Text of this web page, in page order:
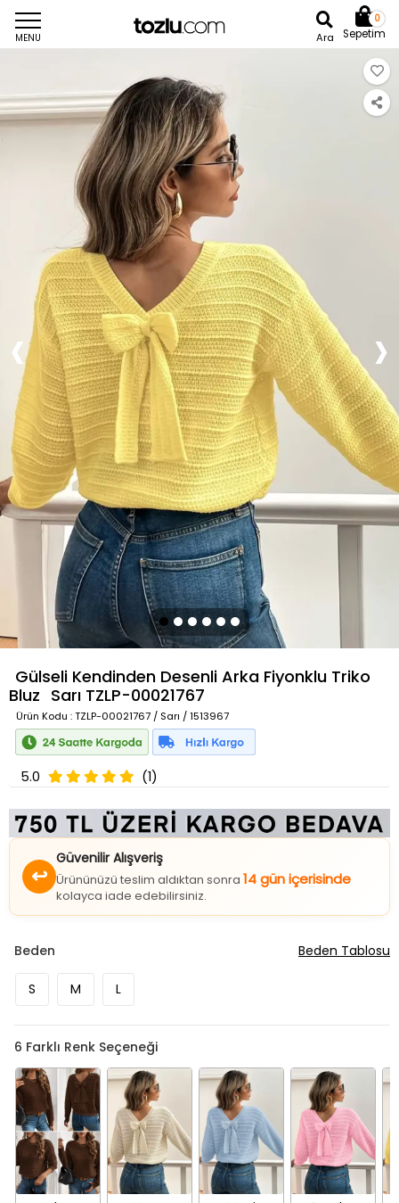
MENU Ara
0
Sepetim
Gülseli Kendinden Desenli Arka Fiyonklu Triko
Bluz Sarı TZLP-00021767
Ürün Kodu : TZLP-00021767 / Sarı / 1513967
5.0 (1)
↩
Güvenilir Alışveriş
Ürününüzü teslim aldıktan sonra 14 gün içerisinde
kolayca iade edebilirsiniz.
Beden
S M L
Beden Tablosu
6 Farklı Renk Seçeneği